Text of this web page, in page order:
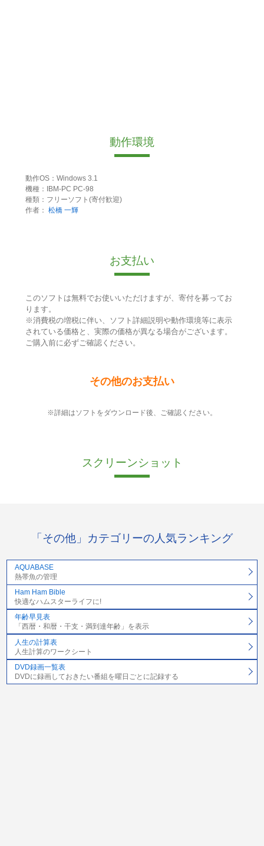
動作環境
動作OS：Windows 3.1
機種：IBM-PC PC-98
種類：フリーソフト(寄付歓迎)
作者： 松橋 一輝
お支払い
このソフトは無料でお使いいただけますが、寄付を募ってお
ります。
※消費税の増税に伴い、ソフト詳細説明や動作環境等に表示
されている価格と、実際の価格が異なる場合がございます。
ご購入前に必ずご確認ください。
その他のお支払い
※詳細はソフトをダウンロード後、ご確認ください。
スクリーンショット
「その他」カテゴリーの人気ランキング
AQUABASE
熱帯魚の管理
Ham Ham Bible
快適なハムスターライフに!
年齢早見表
「西暦・和暦・干支・満到達年齢」を表示
人生の計算表
人生計算のワークシート
DVD録画一覧表
DVDに録画しておきたい番組を曜日ごとに記録する